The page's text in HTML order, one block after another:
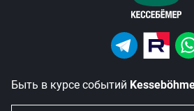
Быть в курсе событий